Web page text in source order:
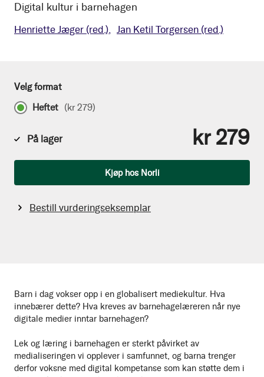
Digital kultur i barnehagen
Henriette Jæger (red.) Jan Ketil Torgersen (red.)
Barn i dag vokser opp i en globalisert mediekultur. Hva
innebærer dette? Hva kreves av barnehagelæreren når nye
digitale medier inntar barnehagen?
Lek og læring i barnehagen er sterkt påvirket av
medialiseringen vi opplever i samfunnet, og barna trenger
derfor voksne med digital kompetanse som kan støtte dem i
Velg format
Heftet (kr 279)
På lager kr 279
Kjøp hos Norli
Bestill vurderingseksemplar